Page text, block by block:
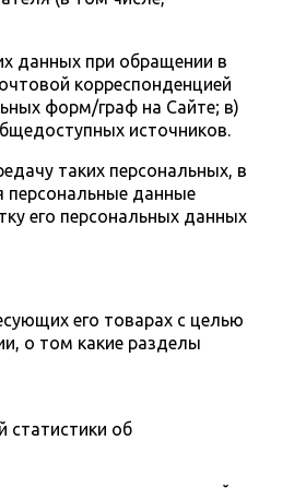
данных при обращении в
корреспонденцией
форм/граф на Сайте; в)
источников.
таких персональных, в
персональные данные
его персональных данных
его товарах с целью
о том какие разделы
статистики об